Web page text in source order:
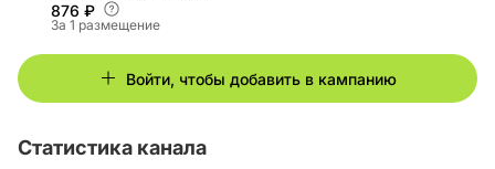
876 ₽
За 1 размещение
Войти, чтобы добавить в кампанию
Статистика канала